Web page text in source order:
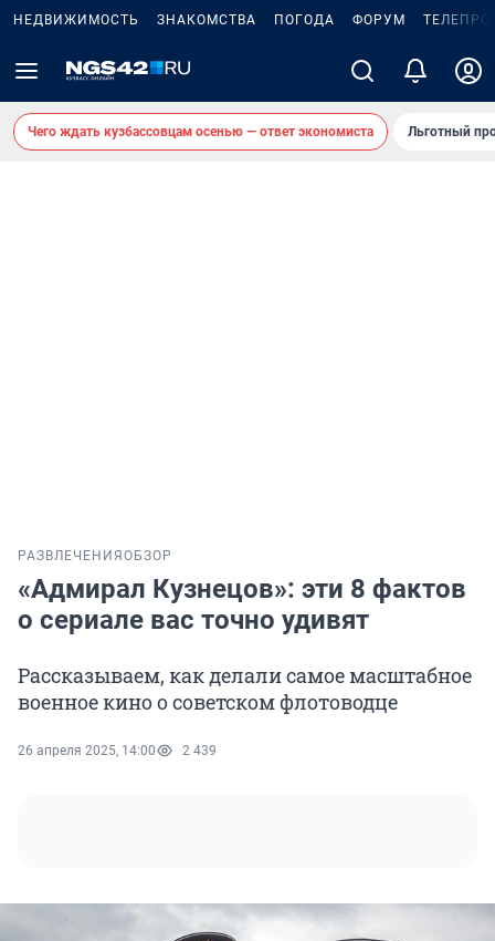
НЕДВИЖИМОСТЬ ЗНАКОМСТВА ПОГОДА ФОРУМ
Чего ждать кузбассовцам осенью — ответ экономиста Льготный
РАЗВЛЕЧЕНИЯ ОБЗОР
«Адмирал Кузнецов»: эти 8 фактов
о сериале вас точно удивят
Рассказываем, как делали самое масштабное
военное кино о советском флотоводце
26 апреля 2025, 14:00 2 439